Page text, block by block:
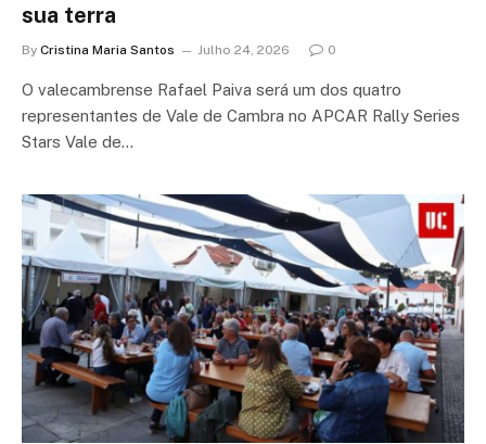
sua terra
By Cristina Maria Santos Julho 24, 2026 0
O valecambrense Rafael Paiva será um dos quatro
representantes de Vale de Cambra no APCAR Rally Series
Stars Vale de…